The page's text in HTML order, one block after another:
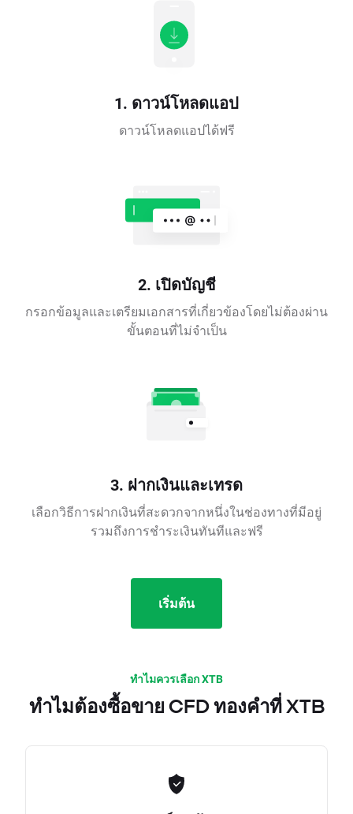
1. ดาวน์โหลดแอป
ดาวน์โหลดแอปได้ฟรี
2. เปิดบัญชี
กรอกข้อมูลและเตรียมเอกสารที่เกี่ยวข้องโดยไม่ต้องผ่าน
ขั้นตอนที่ไม่จำเป็น
3. ฝากเงินและเทรด
เลือกวิธีการฝากเงินที่สะดวกจากหนึ่งในช่องทางที่มีอยู่
รวมถึงการชำระเงินทันทีและฟรี
เริ่มต้น
ทำไมควรเลือก XTB
ทำไมต้องซื้อขาย CFD ทองคำที่ XTB